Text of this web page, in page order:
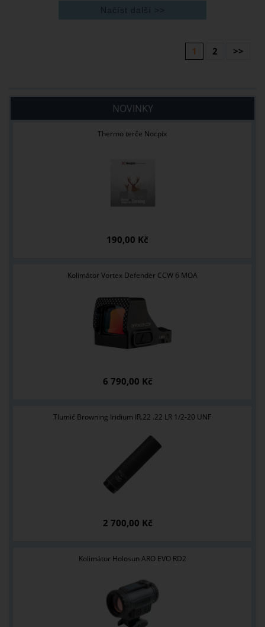
1 2 >>
NOVINKY
Thermo terče Nocpix
190,00 Kč
Kolimátor Vortex Defender CCW 6 MOA
6 790,00 Kč
Tlumič Browning Iridium IR.22 .22 LR 1/2-20 UNF
2 700,00 Kč
Kolimátor Holosun ARO EVO RD2